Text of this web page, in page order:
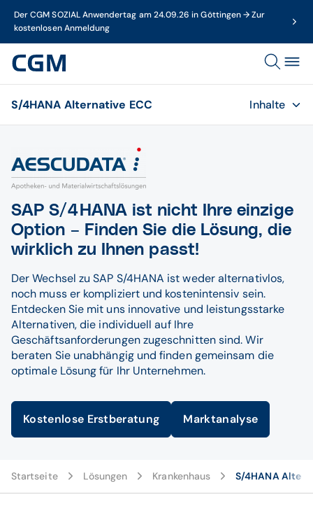
Der CGM SOZIAL Anwendertag am 24.09.26 in Göttingen → Zur
kostenlosen Anmeldung
S/4HANA Alternative ECC Inhalte
SAP S/4HANA ist nicht Ihre einzige
Option – Finden Sie die Lösung, die
wirklich zu Ihnen passt!
Der Wechsel zu SAP S/4HANA ist weder alternativlos,
noch muss er kompliziert und kostenintensiv sein.
Entdecken Sie mit uns innovative und leistungsstarke
Alternativen, die individuell auf Ihre
Geschäftsanforderungen zugeschnitten sind. Wir
beraten Sie unabhängig und finden gemeinsam die
optimale Lösung für Ihr Unternehmen.
Kostenlose Erstberatung Marktanalyse
Startseite Lösungen Krankenhaus S/4HANA